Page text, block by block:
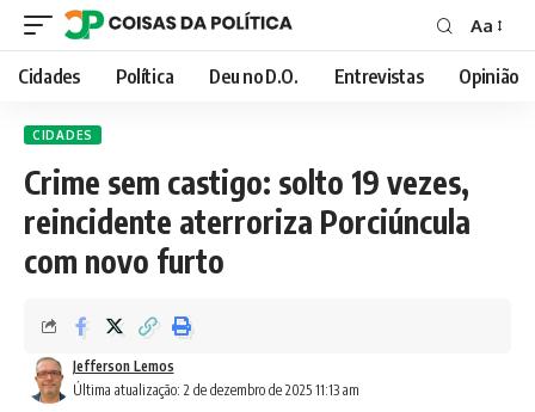
Font
Resizer
Aa
Cidades Política Deu no D.O. Entrevistas Opinião
CIDADES
Crime sem castigo: solto 19 vezes,
reincidente aterroriza Porciúncula
com novo furto
Última atualização: 2 de dezembro de 2025 11:13 am
Jefferson Lemos